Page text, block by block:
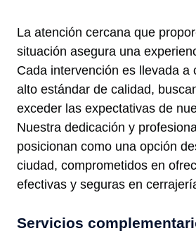
La atención cercana que
situación asegura una
Cada intervención es llevada a
alto estándar de calidad,
exceder las expectativas de
Nuestra dedicación y
posicionan como una opción
ciudad, comprometidos en
efectivas y seguras en
Servicios